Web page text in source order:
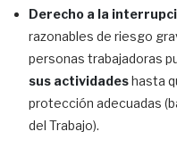
Derecho a la
razonables de riesgo
personas trabajadoras
sus actividadeshasta
protección adecuadas
del Trabajo).